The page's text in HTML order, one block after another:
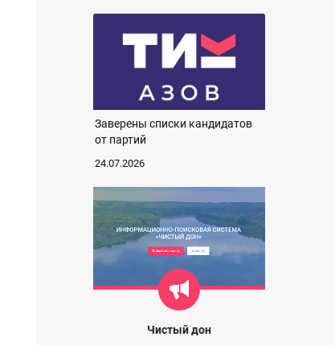
Заверены списки кандидатов
от партий
24.07.2026
Чистый дон